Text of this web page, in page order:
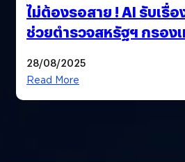
ไม่ต้องรอสาย ! AI รับเรื่
ช่วยตำรวจสหรัฐฯ กรอง
28/08/2025
Read More